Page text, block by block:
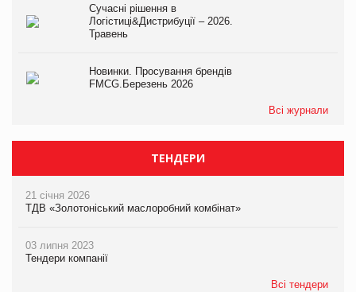
Сучасні рішення в
Логістиці&Дистрибуції – 2026.
Травень
Новинки. Просування брендів
FMCG.Березень 2026
Всі журнали
ТЕНДЕРИ
21 січня 2026
ТДВ «Золотоніський маслоробний комбінат»
03 липня 2023
Тендери компанії
Всі тендери